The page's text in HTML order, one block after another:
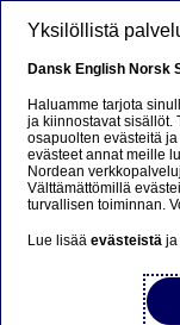
Uutisia
UUTISKIRJE
Yksilöllistä
Dansk English Norsk
Haluamme tarjota
ja kiinnostavat sisällöt.
osapuolten evästeitä
evästeet annat meille
Nordean
Välttämättömillä
turvallisen toiminnan.
Lue lisääevästeistä ja